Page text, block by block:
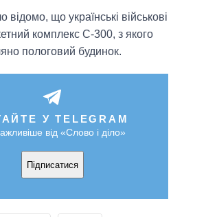
відомо, що українські військові
комплекс С-300, з якого
пологовий будинок.
У TELEGRAM
від «Слово і діло»
Підписатися